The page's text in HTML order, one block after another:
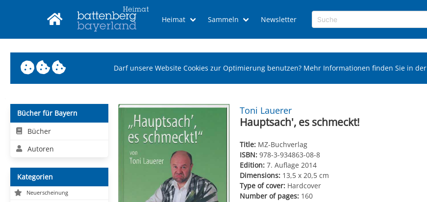
Heimat Sammeln Newsletter
Darf unsere Website Cookies zur Optimierung benutzen? Mehr Informationen finden Sie in der
Bücher für Bayern
Bücher
Autoren
Kategorien
Neuerscheinung
Toni Lauerer
Hauptsach', es schmeckt!
Title: MZ-Buchverlag
ISBN: 978-3-934863-08-8
Edition: 7. Auflage 2014
Dimensions: 13,5 x 20,5 cm
Type of cover: Hardcover
Number of pages: 160